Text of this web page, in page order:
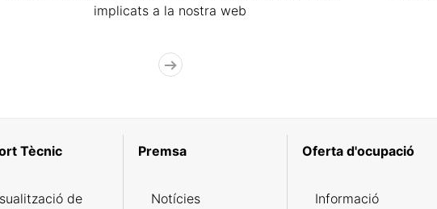
implicats a la nostra web
Tècnic
de
Premsa
Notícies
Oferta d'ocupació
Informació